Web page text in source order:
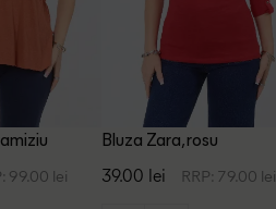
99.00 lei
Bluza Zara, rosu
39.00 lei RRP: 79.00 lei